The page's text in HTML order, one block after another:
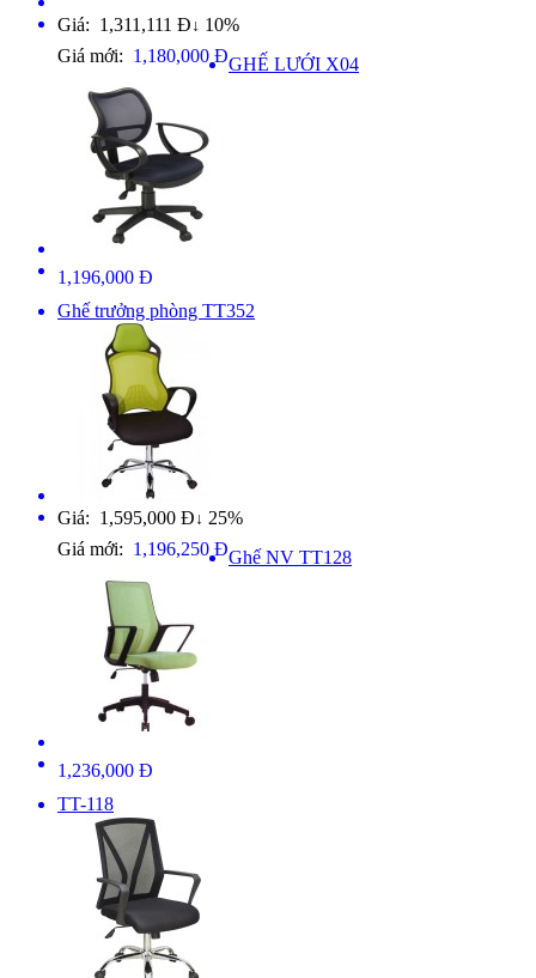
Giá: 1,311,111 Đ ↓ 10%
Giá mới: 1,180,000 ĐGHẾ LƯỚI X04
1,196,000 Đ
Ghế trưởng phòng TT352
Giá: 1,595,000 Đ ↓ 25%
Giá mới: 1,196,250 ĐGhế NV TT128
1,236,000 Đ
TT-118